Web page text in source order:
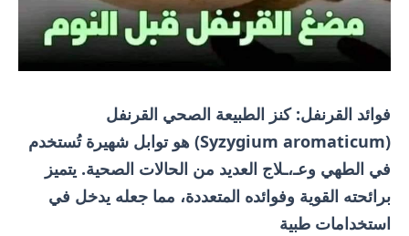
فوائد القرنفل: كنز الطبيعة الصحي القرنفل
(Syzygium aromaticum) هو توابل شهيرة تُستخدم
في الطهي وعـ،ـلاج العديد من الحالات الصحية. يتميز
برائحته القوية وفوائده المتعددة، مما جعله يدخل في
استخدامات طبية